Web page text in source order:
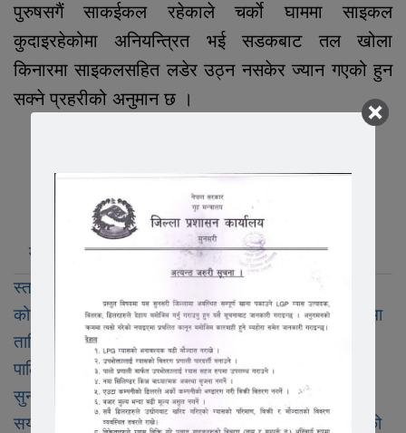
पुरुषसगैं साकईकल रहेकाले चर्काे घाममा साइकल
कुदाइरहेकोमा अनियन्त्रित भई सडकबाट तल खोला
किनारमा साइकलसहित लडेर उठ्न नसकेर ज्यान गएको हुन
सक्ने प्रहरीको अनुमान छ ।
मुख्य खबर लोकप्रिय
ताजा अपडेट
स्तर बढाउन पुरानै निर्देशिका
कोशीका प्रहरीमा प्रवेश गर्न इक्छा राखेकाहरुलाई निशुल्क रुपमा
तालिम
पालिकास्तरका अनुचित सरुवा तत्काल रोक्ने
सुनसरीका यादव पत्रकारलाई सम्मान गर्ने
सयमिटर बाटो ढलानमा सात लाख खर्च, गुणस्तरहिन काम भएको